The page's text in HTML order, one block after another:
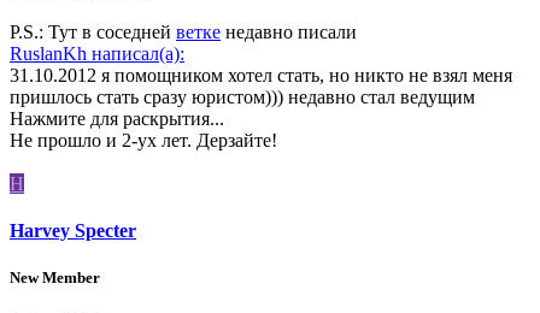
P.S.: Тут в соседней ветке недавно писали
RuslanKh написал(а):
31.10.2012 я помощником хотел стать, но никто не взял меня
пришлось стать сразу юристом))) недавно стал ведущим
Нажмите для раскрытия...
Не прошло и 2-ух лет. Дерзайте!
H
Harvey Specter
New Member